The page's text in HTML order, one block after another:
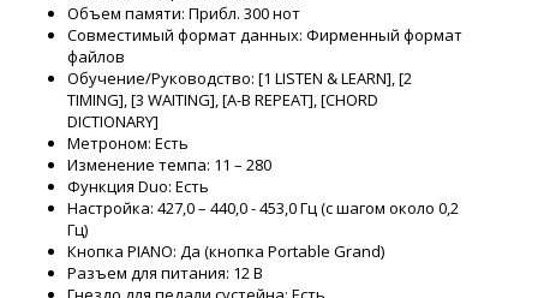
Объем памяти: Прибл. 300 нот
Совместимый формат данных: Фирменный формат
файлов
Обучение/Руководство: [1 LISTEN & LEARN], [2
TIMING], [3 WAITING], [A-B REPEAT], [CHORD
DICTIONARY]
Метроном: Есть
Изменение темпа: 11 – 280
Функция Duo: Есть
Настройка: 427,0 – 440,0 - 453,0 Гц (с шагом около 0,2
Гц)
Кнопка PIANO: Да (кнопка Portable Grand)
Разъем для питания: 12 В